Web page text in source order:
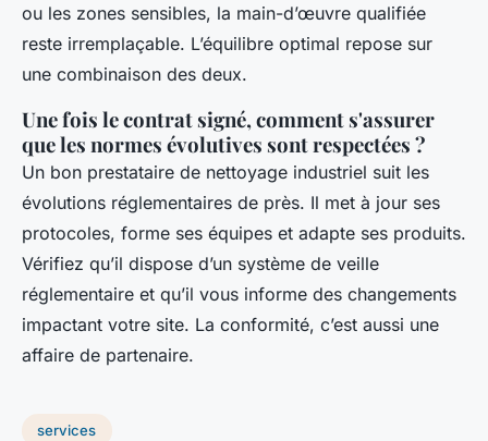
ou les zones sensibles, la main-d’œuvre qualifiée
reste irremplaçable. L’équilibre optimal repose sur
une combinaison des deux.
Une fois le contrat signé, comment s'assurer
que les normes évolutives sont respectées ?
Un bon prestataire de nettoyage industriel suit les
évolutions réglementaires de près. Il met à jour ses
protocoles, forme ses équipes et adapte ses produits.
Vérifiez qu’il dispose d’un système de veille
réglementaire et qu’il vous informe des changements
impactant votre site. La conformité, c’est aussi une
affaire de partenaire.
services